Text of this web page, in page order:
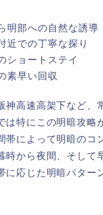
明部への自然な誘導
近での丁寧な探り
ショートステイ
素早い回収
神高速高架下など、
は特にこの明暗攻略
帯によって明暗のコ
時から夜間、そして
に応じた明暗パター